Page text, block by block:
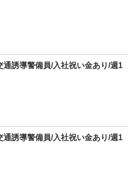
通誘導警備員/入社祝い金あり/週1
通誘導警備員/入社祝い金あり/週1